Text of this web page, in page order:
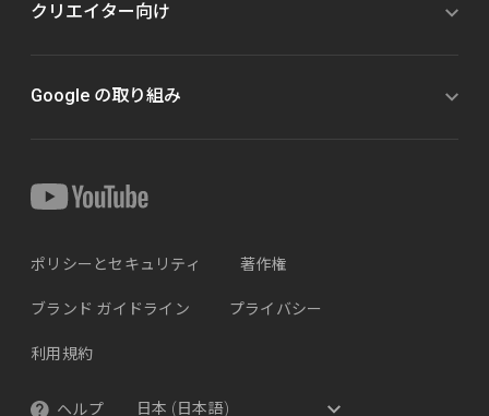
クリエイター向け
Google の取り組み
ポリシーとセキュリティ 著作権
ブランド ガイドライン プライバシー
利用規約
ヘルプ